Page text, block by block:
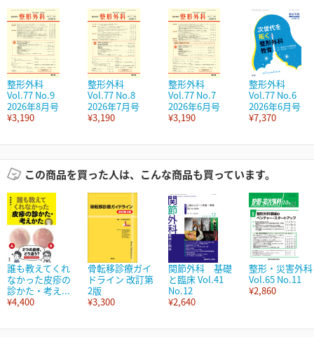
整形外科
Vol.77 No.9
2026年8月号
¥3,190
整形外科
Vol.77 No.8
2026年7月号
¥3,190
整形外科
Vol.77 No.7
2026年6月号
¥3,190
整形外科
Vol.77 No.6
2026年6月号
¥7,370
この商品を買った人は、こんな商品も買っています。
誰も教えてくれ
なかった皮疹の
診かた・考え...
¥4,400
骨転移診療ガイ
ドライン 改訂第
2版
¥3,300
関節外科 基礎
と臨床 Vol.41
No.12
¥2,640
整形・災害外科
Vol.65 No.11
¥2,860